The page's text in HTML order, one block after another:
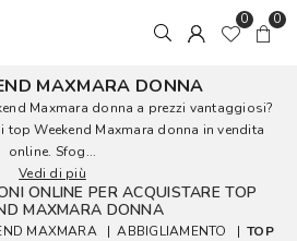
0 0
MAXMARA DONNA
Maxmara donna a prezzi vantaggiosi?
Weekend Maxmara donna in vendita
online. Sfog...
Vedi di più
ONLINE PER ACQUISTARE TOP
MAXMARA DONNA
MAXMARA | ABBIGLIAMENTO | TOP